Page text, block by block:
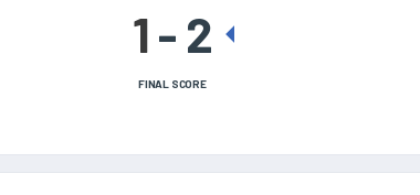
1- 2
FINAL SCORE